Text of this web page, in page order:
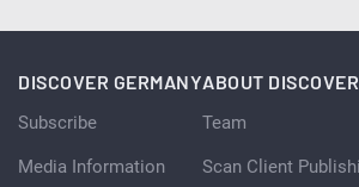
DISCOVER GERMANY
Subscribe
Media Information
ABOUT
Team
Scan Client